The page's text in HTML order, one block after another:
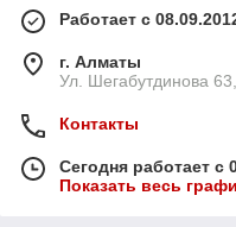
Работает с
г. Алматы
Ул. Шегабутдинова
Контакты
Сегодня работает с
Показать весь